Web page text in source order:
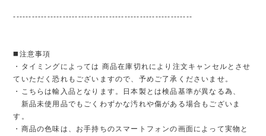
----------------------------------------------------------
◼️注意事項
・タイミングによっては 商品在庫切れにより注文キャンセルとさせ
ていただく恐れもございますので、予めご了承くださいませ。
・こちらは輸入品となります。日本製とは検品基準が異なる為、
新品未使用品でもごくわずかな汚れや傷がある場合もございま
す。
・商品の色味は、お手持ちのスマートフォンの画面によって実物と